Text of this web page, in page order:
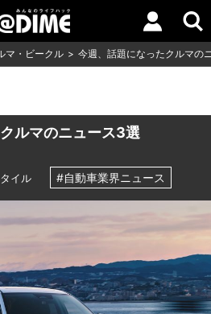
マ・ビークル 今週、話題になったクルマの
ルマのニュース3選
イル #自動車業界ニュース